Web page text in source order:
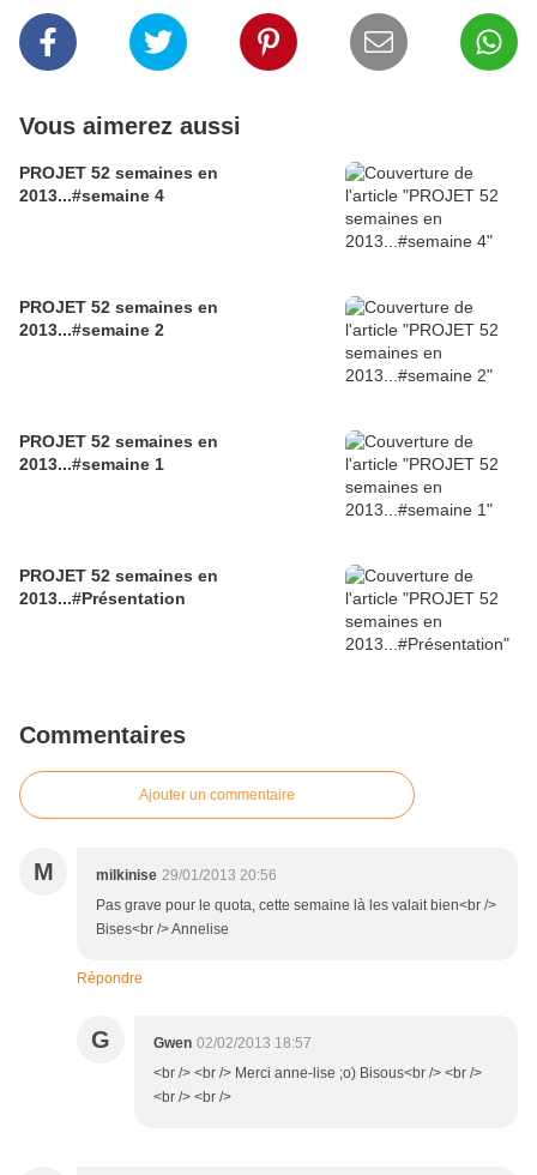
Vous aimerez aussi
PROJET 52 semaines en
2013...#semaine 4
PROJET 52 semaines en
2013...#semaine 2
PROJET 52 semaines en
2013...#semaine 1
PROJET 52 semaines en
2013...#Présentation
Commentaires
Ajouter un commentaire
M milkinise 29/01/2013 20:56
Pas grave pour le quota, cette semaine là les valait bien<br />
Bises<br /> Annelise
Répondre
G Gwen 02/02/2013 18:57
<br /> <br /> Merci anne-lise ;o) Bisous<br /> <br />
<br /> <br />